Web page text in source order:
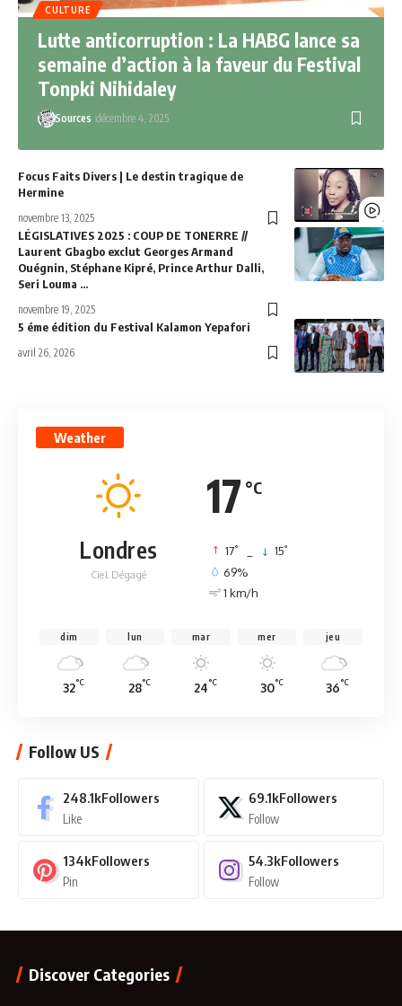
CULTURE
Lutte anticorruption : La HABG lance sa
semaine d’action à la faveur du Festival
Tonpki Nihidaley
Sources décembre 4, 2025
Focus Faits Divers | Le destin tragique de
Hermine
novembre 13, 2025
LÉGISLATIVES 2025 : COUP DE TONERRE //
Laurent Gbagbo exclut Georges Armand
Ouégnin, Stéphane Kipré, Prince Arthur Dalli,
Seri Louma …
novembre 19, 2025
5 éme édition du Festival Kalamon Yepafori
avril 26, 2026
Weather
17 °C
Londres
Ciel Dégagé
17° 15°
69%
1 km/h
dim
32°C
lun
28°C
mar
24°C
mer
30°C
jeu
36°C
Follow US
248.1kFollowers
Like
69.1kFollowers
Follow
134kFollowers
Pin
54.3kFollowers
Follow
Discover Categories